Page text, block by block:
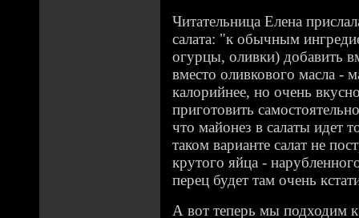
Читательница Елена
салата: "к обычным
огурцы, оливки) добавить
вместо оливкового масла -
калорийнее, но очень
приготовить
что майонез в салаты идет
таком варианте салат не
крутого яйца -
перец будет там очень
А вот теперь мы подходим